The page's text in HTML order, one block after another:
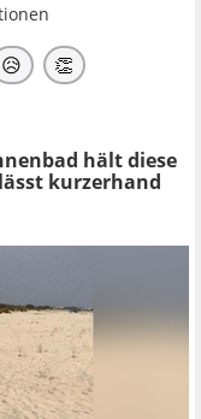
😥 👏
hält diese
kurzerhand